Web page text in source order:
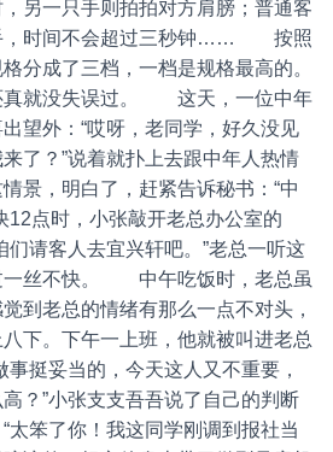
另一只手则拍拍对方肩膀；普通客
，时间不会超过三秒钟…… 按照
分成了三档，一档是规格最高的。
真就没失误过。 这天，一位中年
望外：“哎呀，老同学，好久没见
了？”说着就扑上去跟中年人热情
，明白了，赶紧告诉秘书：“中
12点时，小张敲开老总办公室的
们请客人去宜兴轩吧。”老总一听这
一丝不快。 中午吃饭时，老总虽
到老总的情绪有那么一点不对头，
下。下午一上班，他就被叫进老总
事挺妥当的，今天这人又不重要，
？”小张支支吾吾说了自己的判断
太笨了你！我这同学刚调到报社当